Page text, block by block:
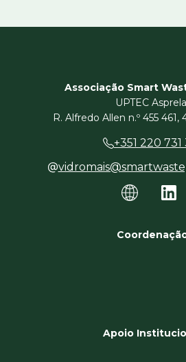
Associação Smart
UPTEC
R. Alfredo Allen n.º 455
+351 220 731
Apoio